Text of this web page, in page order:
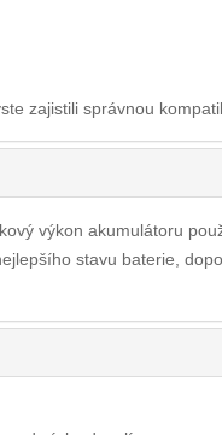
zajistili správnou
výkon akumulátoru
stavu baterie,